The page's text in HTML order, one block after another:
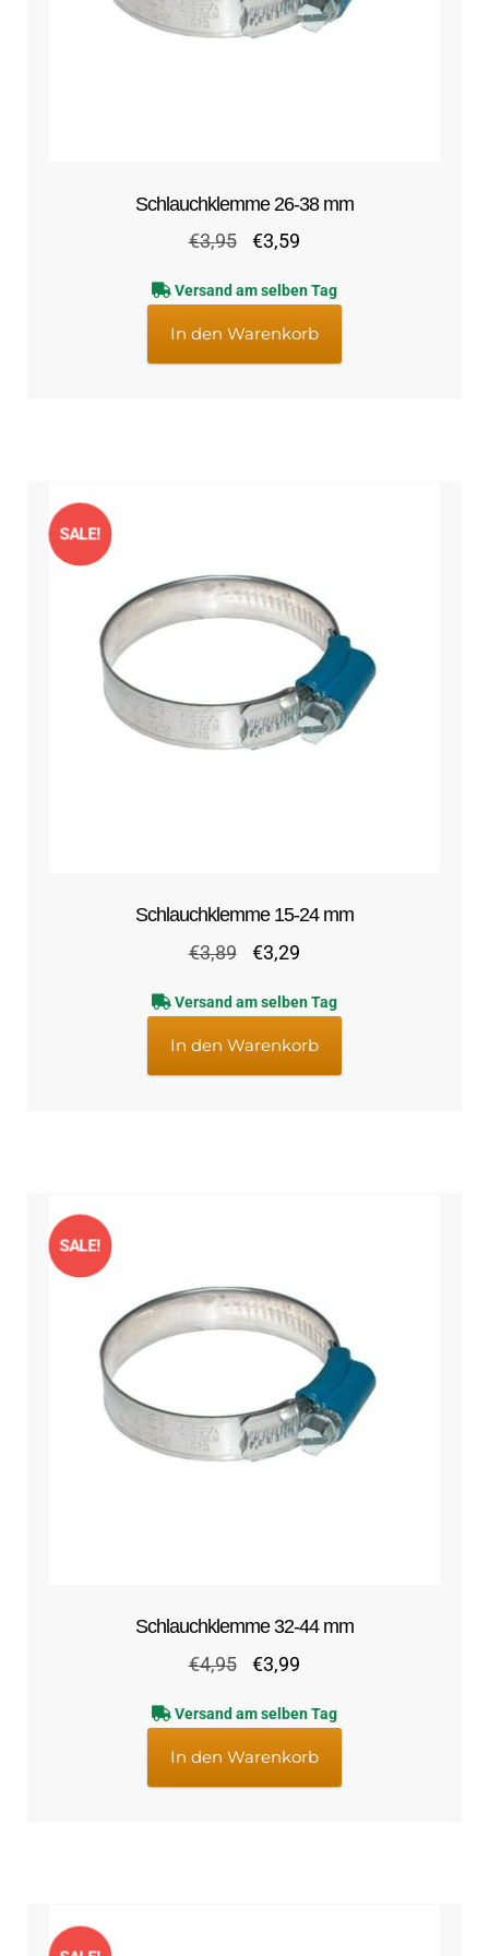
Schlauchklemme 26-38 mm
€3,95
Ursprünglicher
war:
€3,95
€3,59
ist:
€3,59.
Versand am selben Tag
In den Warenkorb
Schlauchklemme 15-24 mm
SALE!
€3,89
Ursprünglicher
war:
€3,89
€3,29
ist:
€3,29.
Versand am selben Tag
In den Warenkorb
Schlauchklemme 32-44 mm
SALE!
€4,95
Ursprünglicher
war:
€4,95
€3,99
ist:
€3,99.
Versand am selben Tag
In den Warenkorb